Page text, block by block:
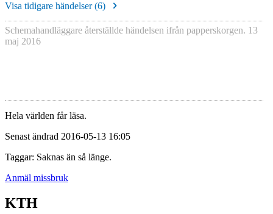
Visa tidigare händelser (6)
Schemahandläggare återställde händelsen ifrån papperskorgen. 13
maj 2016
Hela världen får läsa.
Senast ändrad 2016-05-13 16:05
Taggar: Saknas än så länge.
Anmäl missbruk
KTH